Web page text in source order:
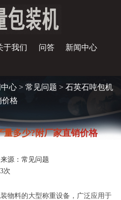
于我们 问答 新闻中心
心> 常见问题 > 石英石吨包机
价格
量多少?附厂家直销价格
来源：常见问题
次
物料的大型称重设备，广泛应用于